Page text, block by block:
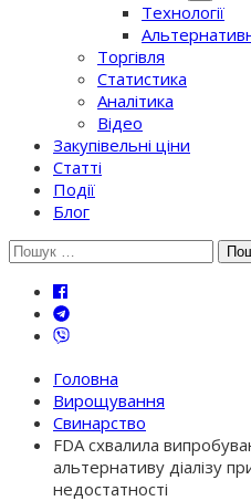
Технології
Торгівля
Статистика
Аналітика
Відео
Закупівельні ціни
Статті
Події
Блог
Шукати:
Головна
Вирощування
Свинарство
FDA схвалила
альтернативу діалізу
недостатності